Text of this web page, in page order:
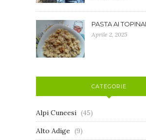
PASTA AI
Aprile 2, 2025
CATEGORIE
Alpi Cuneesi (45)
Alto Adige (9)